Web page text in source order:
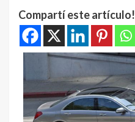
Compartí este artículo!